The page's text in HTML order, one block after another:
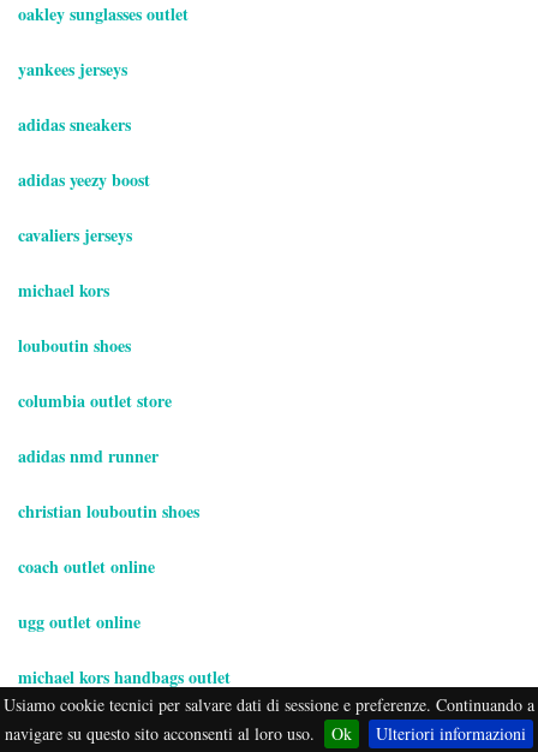
oakley sunglasses outlet
yankees jerseys
adidas sneakers
adidas yeezy boost
cavaliers jerseys
michael kors
louboutin shoes
columbia outlet store
adidas nmd runner
christian louboutin shoes
coach outlet online
ugg outlet online
michael kors handbags outlet
wireless beats headphones
Usiamo cookie tecnici per salvare dati di sessione e preferenze. Continuando a
navigare su questo sito acconsenti al loro uso.
Ok Ulteriori informazioni